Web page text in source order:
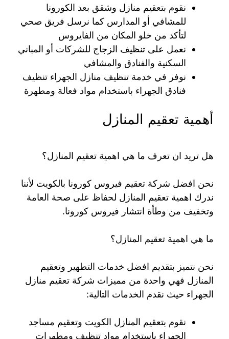
نقوم بتعقيم منازل وشقق بعد الكورونا
للمشافي أو المدارس كما نرسل فريق صحي
لتأكد من خلو المكان من الفايروس
نعمل على تنظيف الزجاج للشركات أو المباني
السكنية والفنادق والمشافي
نوفر في خدمة تنظيف منازل الجهراء تنظيف
فنادق الجهراء باستخدام مواد فعالة ومطهرة
أهمية تعقيم المنازل
هل تريد ان تعرف ما هي اهمية تعقيم المنازل؟
نحن افضل شركة تعقيم فيروس كورونا بالكويت لأننا
ندرك اهمية تعقيم المنازل لحفاظ على صحة العامة
وتخفيف من وطأة انتشار فيروس كورونا.
ما هي اهمية تعقيم المنازل؟
نحن نتميز بتقديم افضل خدمات التطهير وتعقيم
المنازل فهي واحدة من مميزات شركة تعقيم منازل
الجهراء حيث نقدم الخدمات التالية:
نقوم بتعقيم المنازل الكويت وتعقيم مساجد
الجهراء باستخدام مواد تنظيف ومطهرات